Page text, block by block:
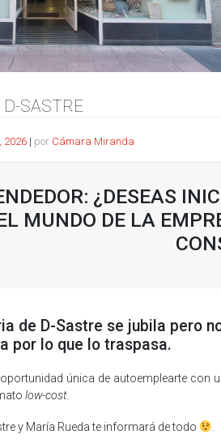
SASTRE
2026 | por Cámara Miranda
¿DESEAS
MUNDO DE LA
de D-Sastre se jubila pero
por lo que lo traspasa.
única de autoemplearte con
low-cost.
y María Rueda te informará de todo .